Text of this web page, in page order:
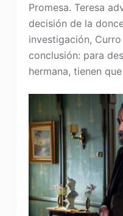
Promesa. Teresa
decisión de la
investigación,
conclusión: para
hermana, tienen